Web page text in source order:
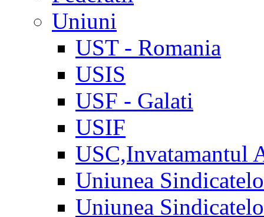
Uniuni
UST - Romania
USIS
USF - Galati
USIF
USC,Invatamantul
Uniunea
Uniunea